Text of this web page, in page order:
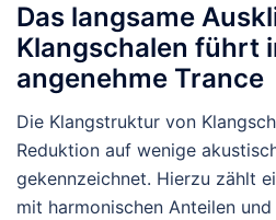
Das langsame
Klangschalen führt
angenehme Trance
Die Klangstruktur von
Reduktion auf wenige
gekennzeichnet. Hierzu zählt
mit harmonischen Anteilen